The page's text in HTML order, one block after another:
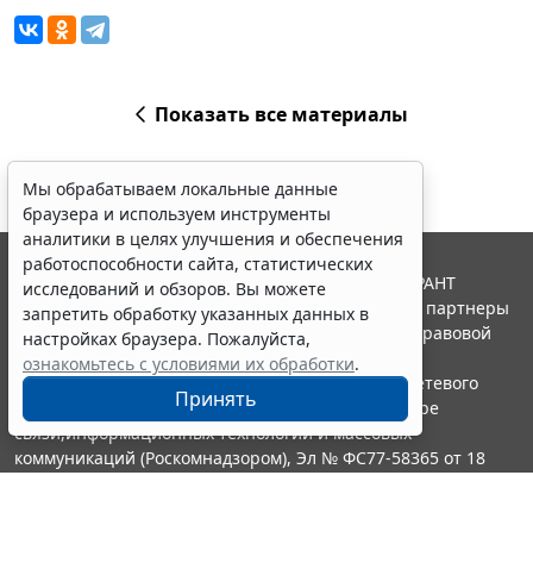
Показать все материалы
Мы обрабатываем локальные данные
браузера и используем инструменты
аналитики в целях улучшения и обеспечения
работоспособности сайта, статистических
исследований и обзоров. Вы можете
запретить обработку указанных данных в
настройках браузера. Пожалуйста,
ознакомьтесь с условиями их обработки.
Принять
© ООО "НПП "ГАРАНТ-СЕРВИС", 2026. Система ГАРАНТ
выпускается с 1990 года. Компания "Гарант" и ее партнеры
являются участниками Российской ассоциации правовой
информации ГАРАНТ.
Портал ГАРАНТ.РУ зарегистрирован в качестве сетевого
издания Федеральной службой по надзору в сфере
связи,информационных технологий и массовых
коммуникаций (Роскомнадзором), Эл № ФС77-58365 от 18